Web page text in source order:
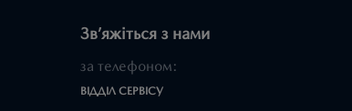
Зв’яжіться з нами
за телефоном:
ВІДДІЛ CЕРВІСУ